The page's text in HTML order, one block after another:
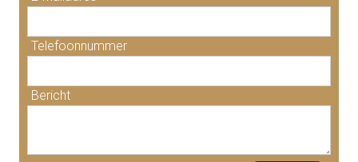
Telefoonnummer
Bericht